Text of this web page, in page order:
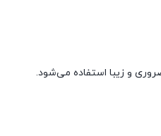
و زیبا استفاده می‌شود.